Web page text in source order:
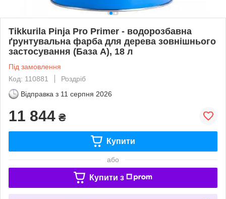
Tikkurila Pinja Pro Primer - водорозбавна
ґрунтувальна фарба для дерева зовнішнього
застосування (База А), 18 л
Під замовлення
Код: 110881
Роздріб
Відправка з 11 серпня 2026
11 844 ₴
Купити
або
Купити з